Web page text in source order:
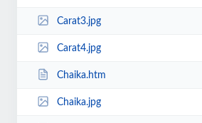
Carat3.jpg
Carat4.jpg
Chaika.htm
Chaika.jpg